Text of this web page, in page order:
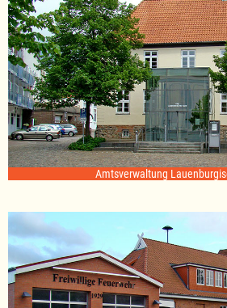
Amtsverwaltung